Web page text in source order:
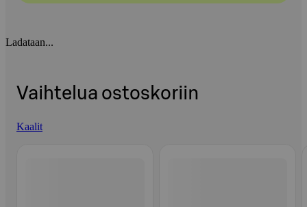
Ladataan...
Vaihtelua ostoskoriin
Kaalit